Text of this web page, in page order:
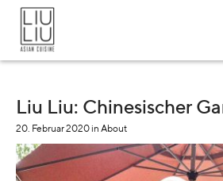
Liu Liu: Chinesischer
20. Februar 2020in About